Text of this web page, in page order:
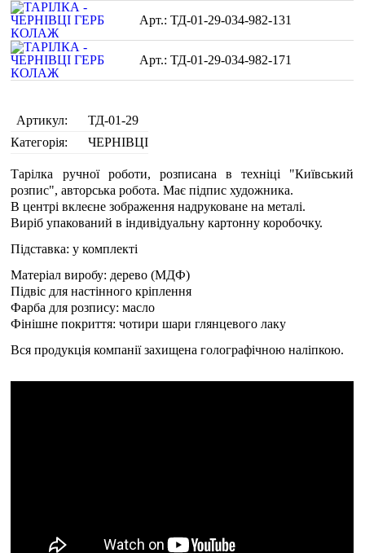
ТД-01-29-034-982-131
ТД-01-29-034-982-171
Артикул:
ТД-01-29
Категорія:
ЧЕРНІВЦІ
Тарілка ручної роботи, розписана в техніці "Київський
розпис", авторська робота. Має підпис художника.
В центрі вклеєне зображення надруковане на металі.
Виріб упакований в індивідуальну картонну коробочку.
Підставка: у комплекті
Матеріал виробу: дерево (МДФ)
Підвіс для настінного кріплення
Фарба для розпису: масло
Фінішне покриття: чотири шари глянцевого лаку
Вся продукція компанії захищена голографічною наліпкою.